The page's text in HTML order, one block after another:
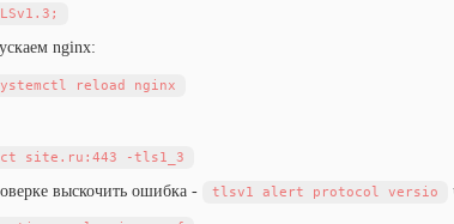
nginx:
выскочить ошибка - tlsv1 alert protocol versio